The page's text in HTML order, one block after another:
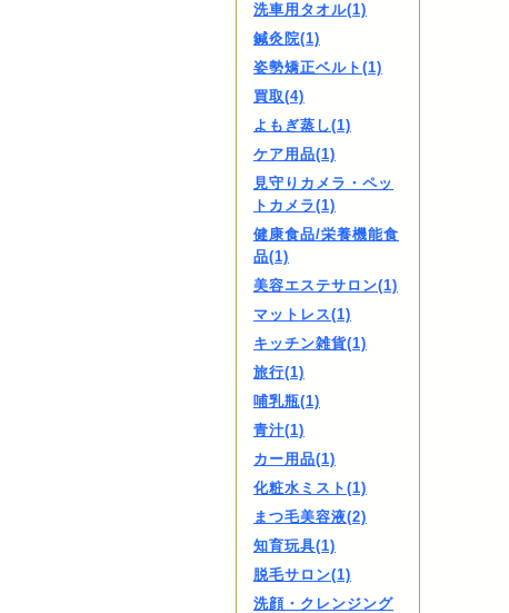
洗車用タオル(1)
鍼灸院(1)
姿勢矯正ベルト(1)
買取(4)
よもぎ蒸し(1)
ケア用品(1)
見守りカメラ・ペッ
トカメラ(1)
健康食品/栄養機能食
品(1)
美容エステサロン(1)
マットレス(1)
キッチン雑貨(1)
旅行(1)
哺乳瓶(1)
青汁(1)
カー用品(1)
化粧水ミスト(1)
まつ毛美容液(2)
知育玩具(1)
脱毛サロン(1)
洗顔・クレンジング